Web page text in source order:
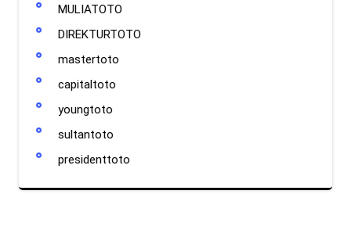
MULIATOTO
DIREKTURTOTO
mastertoto
capitaltoto
youngtoto
sultantoto
presidenttoto